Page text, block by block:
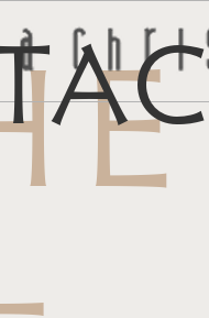
ス
お